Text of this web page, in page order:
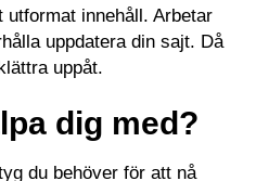
innehåll. Arbetar
uppdatera din sajt. Då
uppåt.
dig med?
du behöver för att nå